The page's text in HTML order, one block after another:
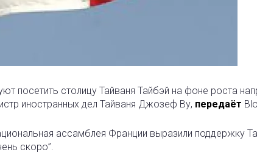
посетить столицу Тайваня Тайбэй на фоне роста
иностранных дел Тайваня Джозеф Ву, передаёт
ассамблея Франции выразили поддержку
скоро”.